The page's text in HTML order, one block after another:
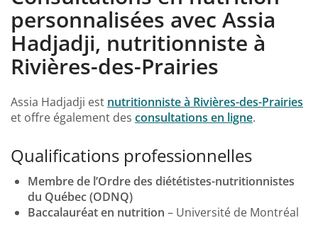
personnalisées avec Assia
Hadjadji, nutritionniste à
Rivières-des-Prairies
Assia Hadjadji est nutritionniste à Rivières-des-Prairies
et offre également des consultations en ligne.
Qualifications professionnelles
Membre de l’Ordre des diététistes-nutritionnistes
du Québec (ODNQ)
Baccalauréat en nutrition – Université de Montréal